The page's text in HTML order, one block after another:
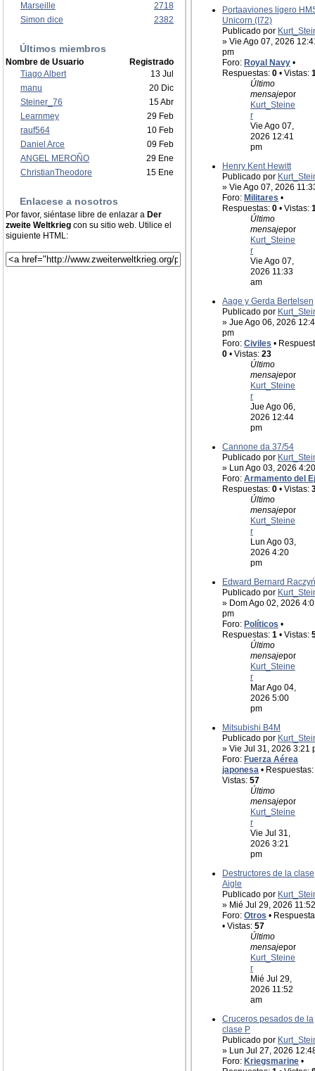
Marseille
2718
Simon dice
2382
Últimos miembros
Nombre de Usuario
Registrado
Tiago Albert
13 Jul
manu
20 Dic
Steiner_76
15 Abr
Learnmey
29 Feb
rauf564
10 Feb
Daniel Arce
09 Feb
ANGEL MEROÑO
29 Ene
ChristianTheodore
15 Ene
Enlacese a nosotros
Por favor, siéntase libre de enlazar a Der
zweite Weltkrieg con su sitio web. Utilice el
siguiente HTML:
Portaaviones ligero
Unicorn (I72)
Publicado por
» Vie Ago 07, 2026
pm
Foro: Royal Navy •
Respuestas: 0 • Vistas:
Último
mensajepor
Kurt_Steine
r
Vie Ago 07,
2026 12:41
pm
Henry Kent Hewitt
Publicado por
» Vie Ago 07, 2026
Foro: Militares •
Respuestas: 0 • Vistas:
Último
mensajepor
Kurt_Steine
r
Vie Ago 07,
2026 11:33
am
Aage y Gerda Bertelsen
Publicado por
» Jue Ago 06, 2026
pm
Foro: Civiles •
0 • Vistas: 23
Último
mensajepor
Kurt_Steine
r
Jue Ago 06,
2026 12:44
pm
Cannone da 37/54
Publicado por
» Lun Ago 03, 2026
Foro: Armamento del
Respuestas: 0 • Vistas:
Último
mensajepor
Kurt_Steine
r
Lun Ago 03,
2026 4:20
pm
Edward Bernard
Publicado por
» Dom Ago 02, 2026
pm
Foro: Políticos •
Respuestas: 1 • Vistas:
Último
mensajepor
Kurt_Steine
r
Mar Ago 04,
2026 5:00
pm
Mitsubishi B4M
Publicado por
» Vie Jul 31, 2026 3:21
Foro: Fuerza Aérea
japonesa • Respuestas:
Vistas: 57
Último
mensajepor
Kurt_Steine
r
Vie Jul 31,
2026 3:21
pm
Destructores de la clase
Aigle
Publicado por
» Mié Jul 29, 2026
Foro: Otros •
• Vistas: 57
Último
mensajepor
Kurt_Steine
r
Mié Jul 29,
2026 11:52
am
Cruceros pesados de la
clase P
Publicado por
» Lun Jul 27, 2026
Foro: Kriegsmarine •